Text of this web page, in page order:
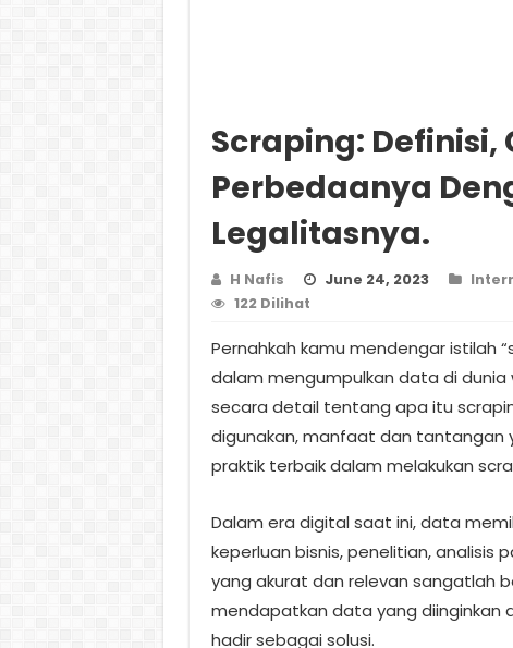
Scraping:
Perbedaanya
Legalitasnya.
H Nafis June 24, 2023
122 Dilihat
Pernahkah kamu mendengar istilah
dalam mengumpulkan data di dunia
secara detail tentang apa itu
digunakan, manfaat dan tantangan
praktik terbaik dalam melakukan
Dalam era digital saat ini, data
keperluan bisnis, penelitian, analisis
yang akurat dan relevan sangatlah
mendapatkan data yang diinginkan
hadir sebagai solusi.